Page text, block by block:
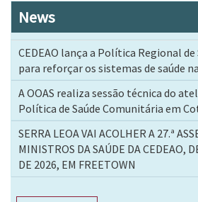
News
CEDEAO lança a Política Regional
para reforçar os sistemas de saúde
A OOAS realiza sessão técnica do
Política de Saúde Comunitária em
SERRA LEOA VAI ACOLHER A 27.ª
MINISTROS DA SAÚDE DA CEDEAO,
DE 2026, EM FREETOWN